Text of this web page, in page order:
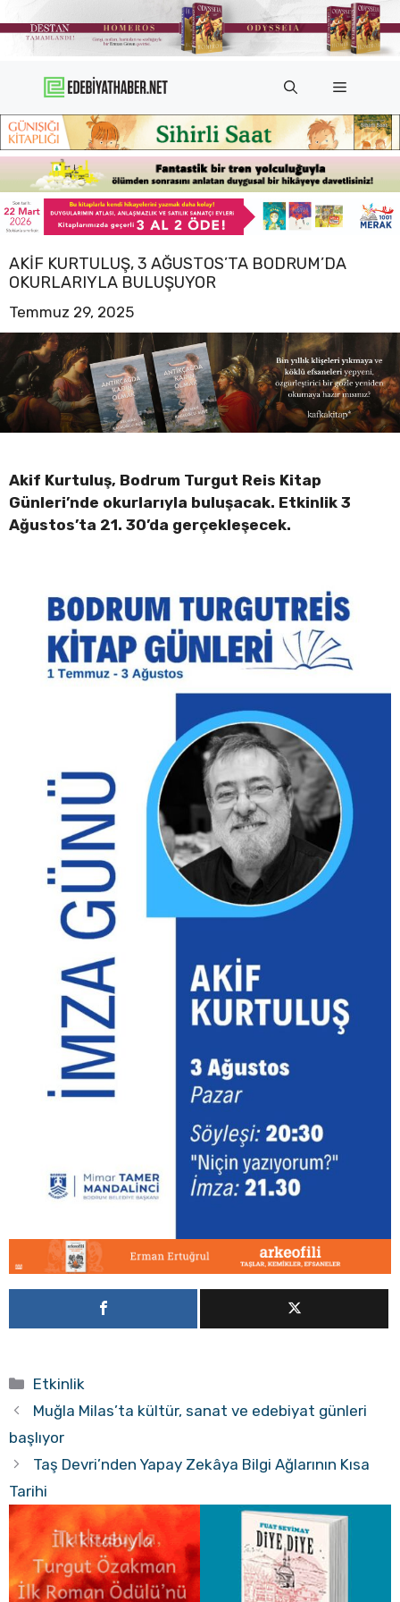
atla
Menü
AKIF KURTULUŞ, 3 AĞUSTOS’TA BODRUM’DA
OKURLARIYLA BULUŞUYOR
Temmuz 29, 2025
Akif Kurtuluş, Bodrum Turgut Reis Kitap
Günleri’nde okurlarıyla buluşacak. Etkinlik 3
Ağustos’ta 21. 30’da gerçekleşecek.
Kategoriler
Etkinlik
Muğla Milas’ta kültür, sanat ve edebiyat günleri
başlıyor
Taş Devri’nden Yapay Zekâya Bilgi Ağlarının Kısa
Tarihi